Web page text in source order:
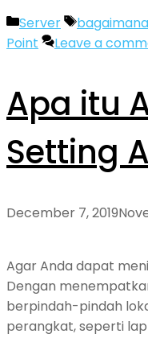
Categories
Server Tags
Point
Leave a
Apa itu
Setting
December 7, 2019
Agar Anda dapat
Dengan
berpindah-pindah
perangkat, seperti